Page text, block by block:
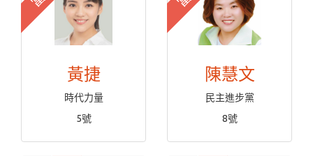
黃捷
時代力量
5號
陳慧文
民主進步黨
8號